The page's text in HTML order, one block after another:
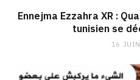
Ennejma Ezzahra XR :
tunisien se
16